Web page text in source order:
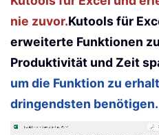
nie zuvor.Kutools für
erweiterte Funktionen
Produktivität und Zeit
um die Funktion zu
dringendsten